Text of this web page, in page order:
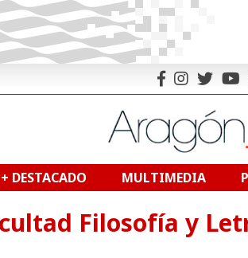
DESTACADO MULTIMEDIA
Filosofía y